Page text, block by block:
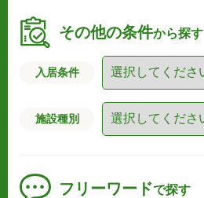
その他の条件から探す
入居条件
施設種別
フリーワードで探す